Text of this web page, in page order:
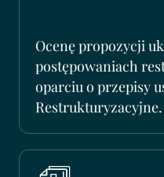
Ocenę propozycji
postępowaniach
oparciu o przepisy
Restrukturyzacyjne.